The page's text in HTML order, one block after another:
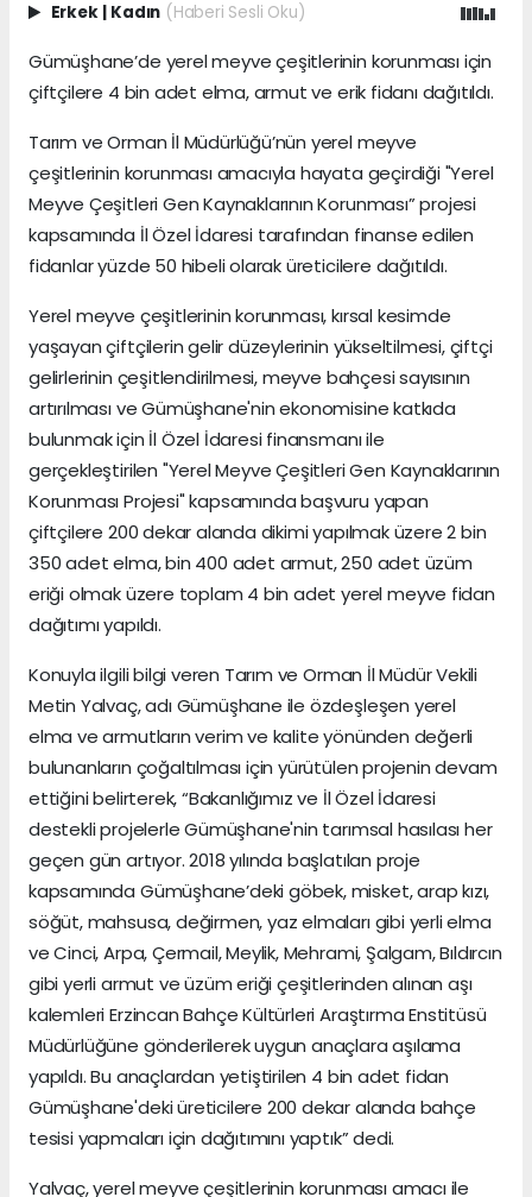
Erkek Kadın (Haberi Sesli Oku)
Gümüşhane’de yerel meyve çeşitlerinin korunması için
çiftçilere 4 bin adet elma, armut ve erik fidanı dağıtıldı.
Tarım ve Orman İl Müdürlüğü’nün yerel meyve
çeşitlerinin korunması amacıyla hayata geçirdiği "Yerel
Meyve Çeşitleri Gen Kaynaklarının Korunması” projesi
kapsamında İl Özel İdaresi tarafından finanse edilen
fidanlar yüzde 50 hibeli olarak üreticilere dağıtıldı.
Yerel meyve çeşitlerinin korunması, kırsal kesimde
yaşayan çiftçilerin gelir düzeylerinin yükseltilmesi, çiftçi
gelirlerinin çeşitlendirilmesi, meyve bahçesi sayısının
artırılması ve Gümüşhane'nin ekonomisine katkıda
bulunmak için İl Özel İdaresi finansmanı ile
gerçekleştirilen "Yerel Meyve Çeşitleri Gen Kaynaklarının
Korunması Projesi" kapsamında başvuru yapan
çiftçilere 200 dekar alanda dikimi yapılmak üzere 2 bin
350 adet elma, bin 400 adet armut, 250 adet üzüm
eriği olmak üzere toplam 4 bin adet yerel meyve fidan
dağıtımı yapıldı.
Konuyla ilgili bilgi veren Tarım ve Orman İl Müdür Vekili
Metin Yalvaç, adı Gümüşhane ile özdeşleşen yerel
elma ve armutların verim ve kalite yönünden değerli
bulunanların çoğaltılması için yürütülen projenin devam
ettiğini belirterek, “Bakanlığımız ve İl Özel İdaresi
destekli projelerle Gümüşhane'nin tarımsal hasılası her
geçen gün artıyor. 2018 yılında başlatılan proje
kapsamında Gümüşhane’deki göbek, misket, arap kızı,
söğüt, mahsusa, değirmen, yaz elmaları gibi yerli elma
ve Cinci, Arpa, Çermail, Meylik, Mehrami, Şalgam, Bıldırcın
gibi yerli armut ve üzüm eriği çeşitlerinden alınan aşı
kalemleri Erzincan Bahçe Kültürleri Araştırma Enstitüsü
Müdürlüğüne gönderilerek uygun anaçlara aşılama
yapıldı. Bu anaçlardan yetiştirilen 4 bin adet fidan
Gümüşhane'deki üreticilere 200 dekar alanda bahçe
tesisi yapmaları için dağıtımını yaptık” dedi.
Yalvaç, yerel meyve çeşitlerinin korunması amacı ile